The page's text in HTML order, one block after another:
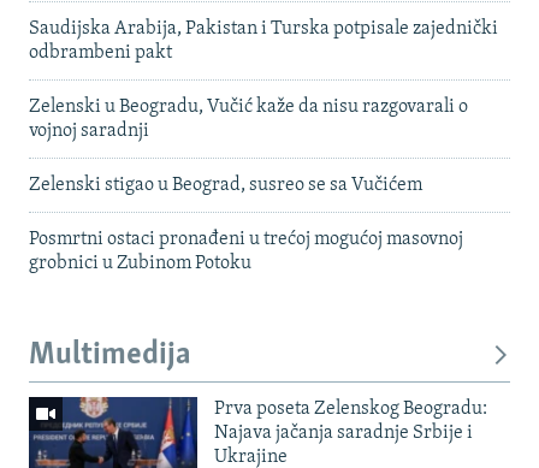
Saudijska Arabija, Pakistan i Turska potpisale zajednički
odbrambeni pakt
Zelenski u Beogradu, Vučić kaže da nisu razgovarali o
vojnoj saradnji
Zelenski stigao u Beograd, susreo se sa Vučićem
Posmrtni ostaci pronađeni u trećoj mogućoj masovnoj
grobnici u Zubinom Potoku
Multimedija
Prva poseta Zelenskog Beogradu:
Najava jačanja saradnje Srbije i
Ukrajine